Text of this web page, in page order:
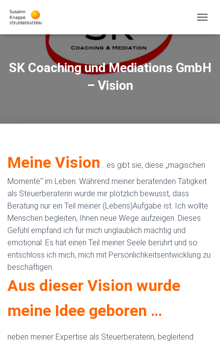
A
G
A
A
T
N
SK Coaching und Mediations GmbH
– Vision
Meine Vision… es gibt sie, diese „magischen
Momente“ im Leben. Während meiner beratenden Tätigkeit
als Steuerberaterin wurde mir plötzlich bewusst, dass
Beratung nur ein Teil meiner (Lebens)Aufgabe ist. Ich wollte
Menschen begleiten, Ihnen neue Wege aufzeigen. Dieses
Gefühl empfand ich für mich unglaublich mächtig und
emotional: Es hat einen Teil meiner Seele berührt und so
entschloss ich mich, mich mit Persönlichkeitsentwicklung zu
beschäftigen.
Aus dieser Vision wurde
meine Idee geboren …
neben meiner Expertise als Steuerberaterin, begleitend